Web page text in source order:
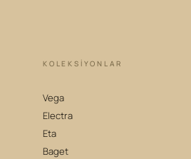
KOLEKSIYONLAR
Vega
Electra
Eta
Baget